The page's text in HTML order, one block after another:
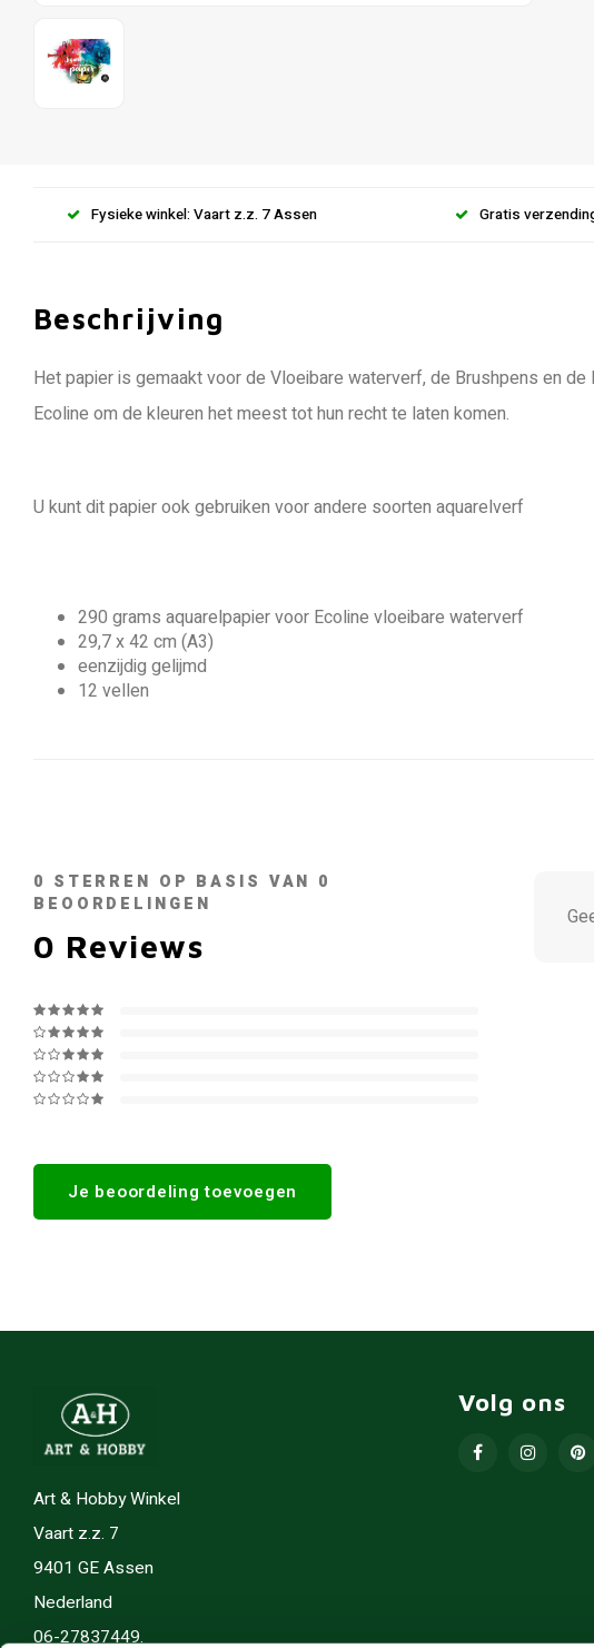
Fysieke winkel: Vaart z.z. 7 Assen Gratis
Beschrijving
Het papier is gemaakt voor de Vloeibare waterverf, de Brushpens en de
Ecoline om de kleuren het meest tot hun recht te laten komen.
U kunt dit papier ook gebruiken voor andere soorten aquarelverf
290 grams aquarelpapier voor Ecoline vloeibare waterverf
29,7 x 42 cm (A3)
eenzijdig gelijmd
12 vellen
0 STERREN OP BASIS VAN 0
BEOORDELINGEN
0 Reviews
Je beoordeling toevoegen
Art & Hobby Winkel
Vaart z.z. 7
9401 GE Assen
Nederland
06-27837449.
Volg ons